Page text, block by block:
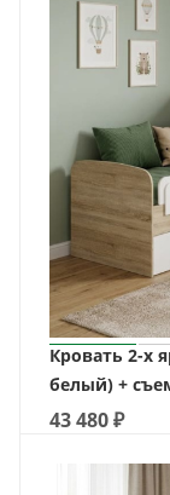
Кровать 2-х
белый) +
43 480₽